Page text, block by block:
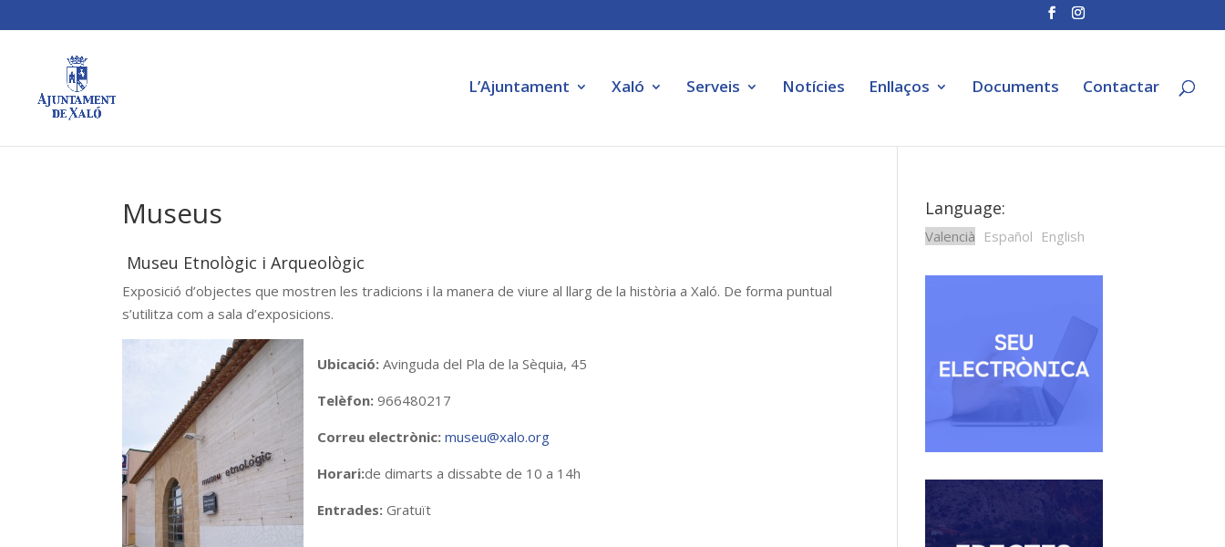
L’Ajuntament Xaló Serveis Notícies Enllaços Documents Contactar
Museus
Museu Etnològic i Arqueològic
Exposició d’objectes que mostren les tradicions i la manera de viure al llarg de la història a Xaló. De forma puntual
s’utilitza com a sala d’exposicions.
Ubicació: Avinguda del Pla de la Sèquia, 45
Telèfon:966480217
Correu electrònic: museu@xalo.org
Horari:de dimarts a dissabte de 10 a 14h
Entrades: Gratuït
Language:
Valencià Español English